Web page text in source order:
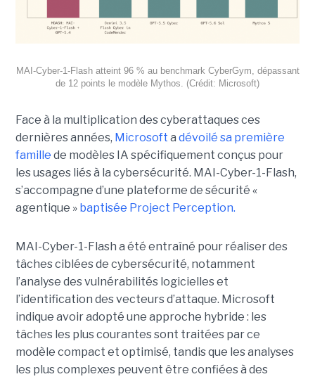
MAI-Cyber-1-Flash atteint 96 % au benchmark CyberGym, dépassant
de 12 points le modèle Mythos. (Crédit: Microsoft)
Face à la multiplication des cyberattaques ces
dernières années, Microsoft a dévoilé sa première
famille de modèles IA spécifiquement conçus pour
les usages liés à la cybersécurité. MAI-Cyber-1-Flash,
s’accompagne d’une plateforme de sécurité «
agentique » baptisée Project Perception.
MAI-Cyber-1-Flash a été entraîné pour réaliser des
tâches ciblées de cybersécurité, notamment
l’analyse des vulnérabilités logicielles et
l’identification des vecteurs d’attaque. Microsoft
indique avoir adopté une approche hybride : les
tâches les plus courantes sont traitées par ce
modèle compact et optimisé, tandis que les analyses
les plus complexes peuvent être confiées à des